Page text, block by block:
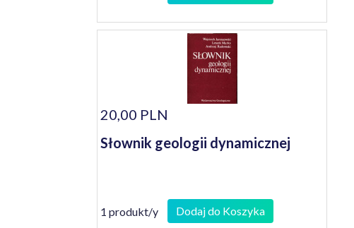
20,00 PLN
Słownik geologii dynamicznej
1 produkt/y Dodaj do Koszyka